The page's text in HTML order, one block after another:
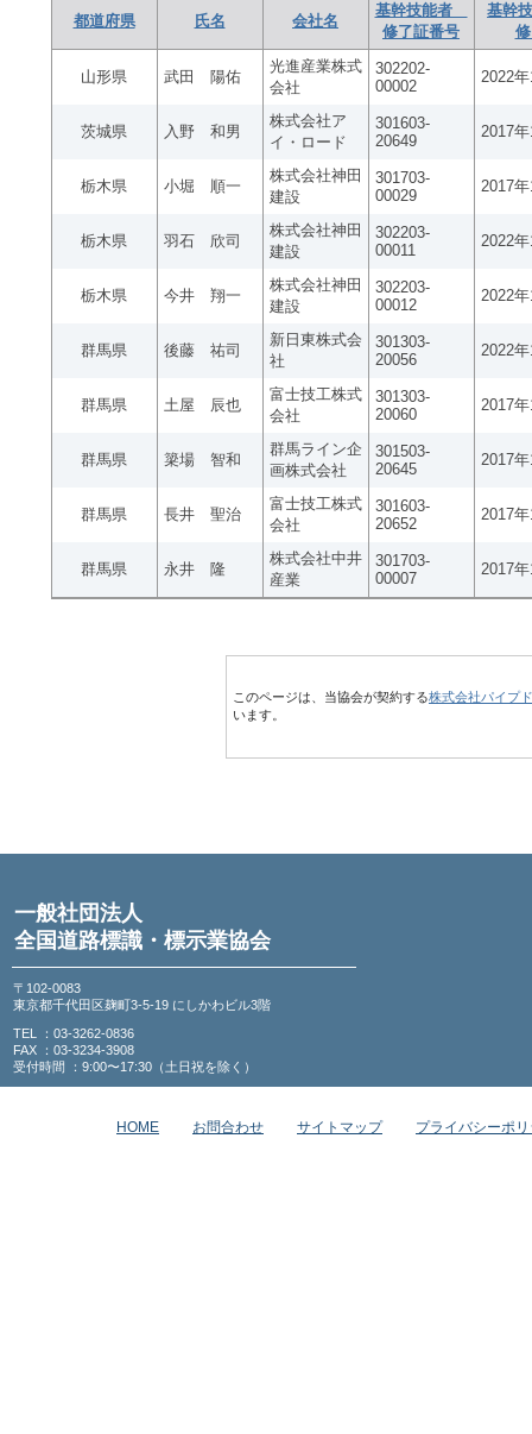
都道府県 氏名 会社名
基幹技能者
修了証番号
基幹
山形県 武田 陽佑
光進産業株式
会社
302202-
00002
2022
茨城県 入野 和男
株式会社ア
イ・ロード
301603-
20649
2017
栃木県 小堀 順一
株式会社神田
建設
301703-
00029
2017
栃木県 羽石 欣司
株式会社神田
建設
302203-
00011
2022
栃木県 今井 翔一
株式会社神田
建設
302203-
00012
2022
群馬県 後藤 祐司
新日東株式会
社
301303-
20056
2022
群馬県 土屋 辰也
富士技工株式
会社
301303-
20060
2017
群馬県 簗場 智和
群馬ライン企
画株式会社
301503-
20645
2017
群馬県 長井 聖治
富士技工株式
会社
301603-
20652
2017
群馬県 永井 隆
株式会社中井
産業
301703-
00007
2017
このページは、当協会が契約する株式会社パイプ
います。
一般社団法人
全国道路標識・標示業協会
〒102-0083
東京都千代田区麹町3-5-19 にしかわビル3階
TEL ：03-3262-0836
FAX ：03-3234-3908
受付時間 ：9:00〜17:30（土日祝を除く）
HOME お問合わせ サイトマップ プライバシーポ